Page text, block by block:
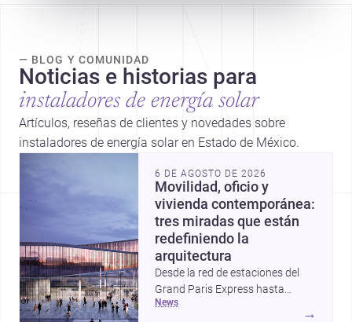
— BLOG Y COMUNIDAD
Noticias e historias para
instaladores de energía solar
Artículos, reseñas de clientes y novedades sobre
instaladores de energía solar en Estado de México.
6 DE AGOSTO DE 2026
Movilidad, oficio y
vivienda contemporánea:
tres miradas que están
redefiniendo la
arquitectura
Desde la red de estaciones del
Grand Paris Express hasta
proyectos que celebran la huella
news
→